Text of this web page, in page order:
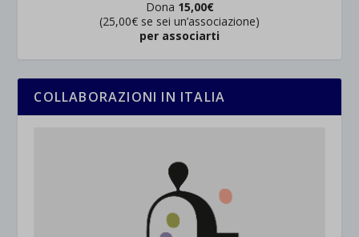
Dona 15,00€
(25,00€ se sei un’associazione)
per associarti
COLLABORAZIONI IN ITALIA